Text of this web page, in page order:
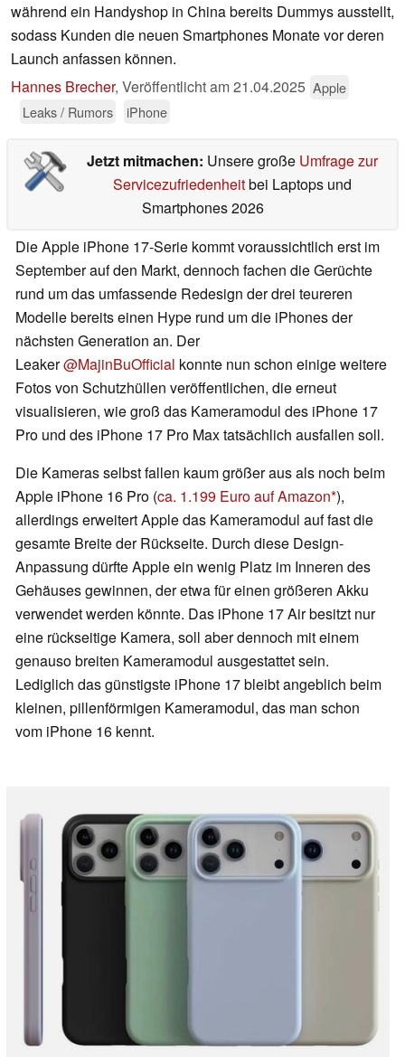
während ein Handyshop in China bereits Dummys ausstellt,
sodass Kunden die neuen Smartphones Monate vor deren
Launch anfassen können.
Hannes Brecher, Veröffentlicht am21.04.2025 Apple
Leaks / Rumors
iPhone
Jetzt mitmachen: Unsere große Umfrage zur
Servicezufriedenheitbei Laptops und
Smartphones 2026
Die Apple iPhone 17-Serie kommt voraussichtlich erst im
September auf den Markt, dennoch fachen die Gerüchte
rund um das umfassende Redesign der drei teureren
Modelle bereits einen Hype rund um die iPhones der
nächsten Generation an. Der
Leaker@MajinBuOfficial konnte nun schon einige weitere
Fotos von Schutzhüllen veröffentlichen, die erneut
visualisieren, wie groß das Kameramodul des iPhone 17
Pro und des iPhone 17 Pro Max tatsächlich ausfallen soll.
Die Kameras selbst fallen kaum größer aus als noch beim
Apple iPhone 16 Pro (ca. 1.199 Euro auf Amazon ),
allerdings erweitert Apple das Kameramodul auf fast die
gesamte Breite der Rückseite. Durch diese Design-
Anpassung dürfte Apple ein wenig Platz im Inneren des
Gehäuses gewinnen, der etwa für einen größeren Akku
verwendet werden könnte. Das iPhone 17 Air besitzt nur
eine rückseitige Kamera, soll aber dennoch mit einem
genauso breiten Kameramodul ausgestattet sein.
Lediglich das günstigste iPhone 17 bleibt angeblich beim
kleinen, pillenförmigen Kameramodul, das man schon
vom iPhone 16 kennt.